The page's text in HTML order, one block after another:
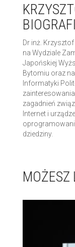
Dr inż.
na Wydziale
Japońskiej
Bytomiu oraz
Informatyki
zagadnień
Internet i
dziedziny.
MOŻESZ